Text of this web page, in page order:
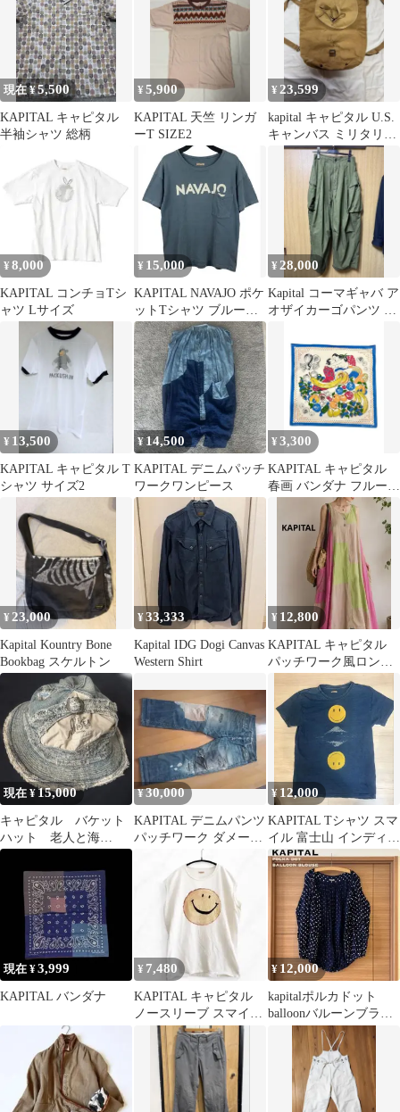
現在 ¥5,500
KAPITAL キャピタル
半袖シャツ 総柄
¥5,900
KAPITAL 天竺 リンガ
ーT SIZE2
¥ 23,599
kapital キャピタル U.S.
キャンバス ミリタリー
リュック 茶 美品
¥ 8,000
KAPITAL コンチョTシ
ャツ Lサイズ
¥ 15,000
KAPITAL NAVAJO ポケ
ットTシャツ ブルーグ
レー系 L
¥ 28,000
Kapital コーマギャバ ア
オザイカーゴパンツ カ
¥ 13,500
KAPITAL キャピタル T
シャツ サイズ2
¥14,500
KAPITAL デニムパッチ
ワークワンピース
¥3,300
KAPITAL キャピタル
春画 バンダナ フルーツ
柄 ブルー 日本画 果物
¥ 23,000
Kapital Kountry Bone
Bookbag スケルトン
¥33,333
Kapital IDG Dogi Canvas
Western Shirt
¥ 12,800
KAPITAL キャピタル
パッチワーク風ロング
ワンピース 日本製 綿
100%
現在 ¥15,000
キャピタル バケット
ハット 老人と海
HAT（クラッシュリメ
イク）
¥30,000
KAPITAL デニムパンツ
パッチワーク ダメージ
¥ 12,000
KAPITAL Tシャツ スマ
イル 富士山 インディゴ
染め サイズ2
現在 ¥3,999
KAPITAL バンダナ
¥ 7,480
KAPITAL キャピタル
ノースリーブ スマイル
プリント 白 0サイズ
¥ 12,000
kapitalポルカドット
balloonバルーンブラウ
スblouse水玉dot